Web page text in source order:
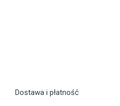
Dostawa i płatność